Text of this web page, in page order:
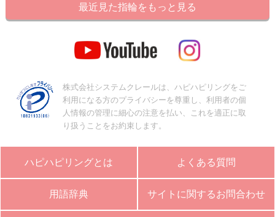
最近見た指輪をもっと見る
株式会社システムクレールは、ハピハピリングをご
利用になる方のプライバシーを尊重し、利用者の個
人情報の管理に細心の注意を払い、これを適正に取
り扱うことをお約束します。
ハピハピリングとは よくある質問
用語辞典 サイトに関するお問合わせ